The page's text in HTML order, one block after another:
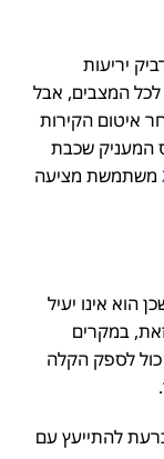
יריעות
לכל המצבים, אבל
איטום הקירות
המעניק שכבת
משתמשת מציעה
הוא אינו יעיל
במקרים
לספק הקלה
להתייעץ עם